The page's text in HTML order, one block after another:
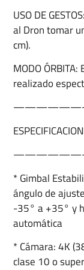
USO DE
al Dron tomar
cm).
MODO
realizado
* Gimbal
ángulo de
-35° a +35° y
automática
* Cámara: 4K
clase 10 o